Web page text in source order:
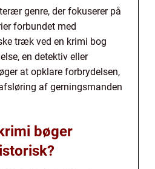
genre, der fokuserer på
forbundet med
træk ved en krimi bog
en detektiv eller
at opklare forbrydelsen,
af gerningsmanden
bøger